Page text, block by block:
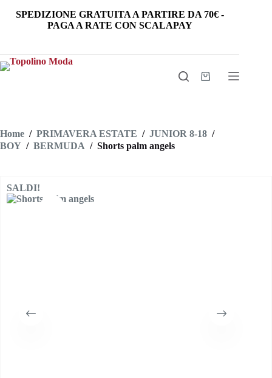
SPEDIZIONE GRATUITA A PARTIRE DA 70€ -
PAGA A RATE CON SCALAPAY
Carrello
Home / PRIMAVERA ESTATE / JUNIOR 8-18 /
BOY / BERMUDA / Shorts palm angels
SALDI!